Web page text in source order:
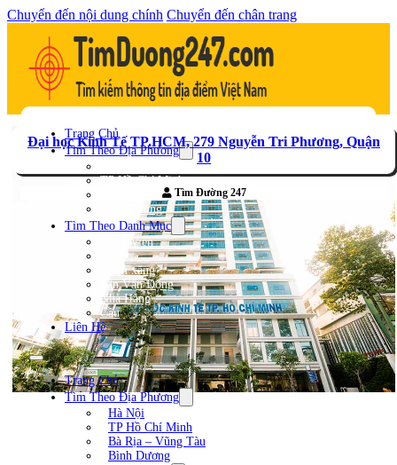
Chuyển đến nội dung chính Chuyển đến chân trang
Trang Chủ
Tìm Theo Địa Phương
TP Hồ Chí Minh
Bà Rịa – Vũng Tàu
Bình Dương
Tìm Theo Danh Mục
Công Viên
Trạm xăng
Sân Vận Động
Nhà Hàng
Cầu
Liên Hệ
Trang Chủ
Tìm Theo Địa Phương
Hà Nội
TP Hồ Chí Minh
Bà Rịa – Vũng Tàu
Bình Dương
Đại học Kinh Tế TP.HCM, 279 Nguyễn Tri Phương, Quận
10
Tìm Đường 247